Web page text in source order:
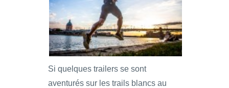
Si quelques trailers se sont
aventurés sur les trails blancs au